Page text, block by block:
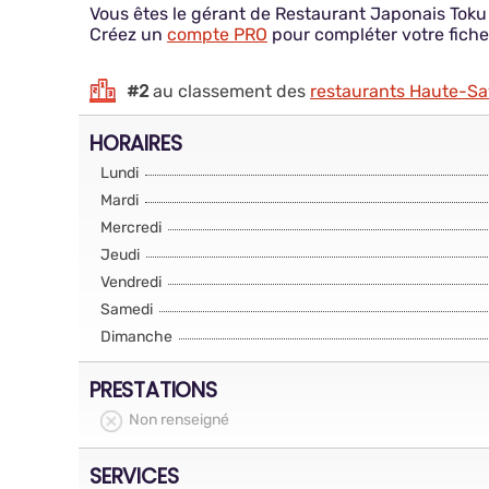
Vous êtes le gérant de Restaurant Japonais Toku
Créez un compte PRO pour compléter votre
#2au classement des restaurants Haute-
HORAIRES
Lundi
Mardi
Mercredi
Jeudi
Vendredi
Samedi
Dimanche
PRESTATIONS
Non renseigné
SERVICES